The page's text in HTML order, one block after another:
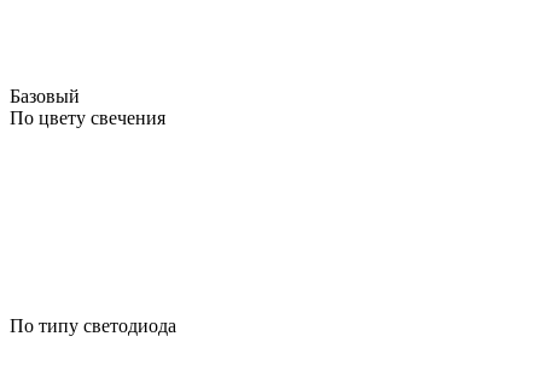
Базовый
По цвету свечения
По типу светодиода